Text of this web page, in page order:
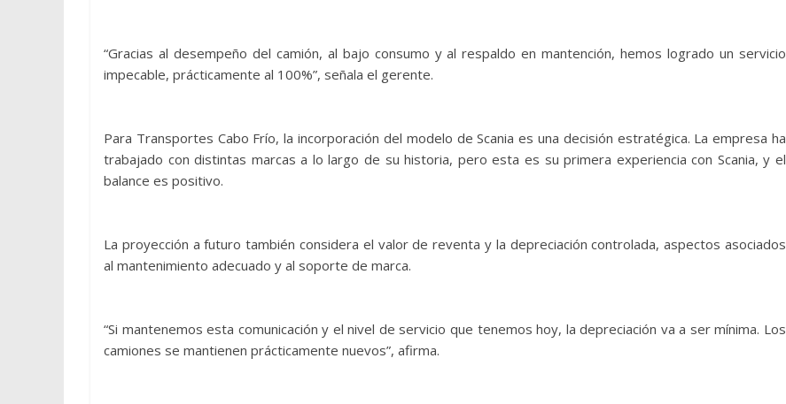
“Gracias al desempeño del camión, al bajo consumo y al respaldo en mantención, hemos logrado un servicio
impecable, prácticamente al 100%”, señala el gerente.
Para Transportes Cabo Frío, la incorporación del modelo de Scania es una decisión estratégica. La empresa ha
trabajado con distintas marcas a lo largo de su historia, pero esta es su primera experiencia con Scania, y el
balance es positivo.
La proyección a futuro también considera el valor de reventa y la depreciación controlada, aspectos asociados
al mantenimiento adecuado y al soporte de marca.
“Si mantenemos esta comunicación y el nivel de servicio que tenemos hoy, la depreciación va a ser mínima. Los
camiones se mantienen prácticamente nuevos”, afirma.